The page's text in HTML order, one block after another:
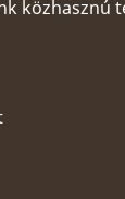
közhasznú